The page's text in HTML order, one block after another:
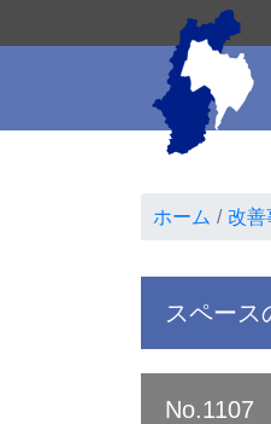
ホーム 改善
スペース
No.1107